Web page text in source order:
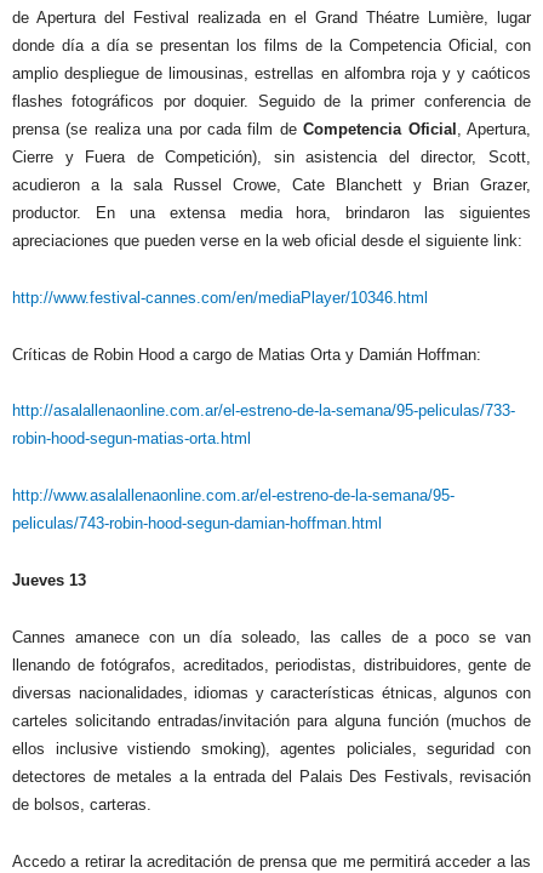
de Apertura del Festival realizada en el Grand Théatre Lumière, lugar
donde día a día se presentan los films de la Competencia Oficial, con
amplio despliegue de limousinas, estrellas en alfombra roja y y caóticos
flashes fotográficos por doquier. Seguido de la primer conferencia de
prensa (se realiza una por cada film deCompetencia Oficial , Apertura,
Cierre y Fuera de Competición), sin asistencia del director, Scott,
acudieron a la sala Russel Crowe, Cate Blanchett y Brian Grazer,
productor. En una extensa media hora, brindaron las siguientes
apreciaciones que pueden verse en la web oficial desde el siguiente link:
http://www.festival-cannes.com/en/mediaPlayer/10346.html
Críticas de Robin Hood a cargo de Matias Orta y Damián Hoffman:
http://asalallenaonline.com.ar/el-estreno-de-la-semana/95-peliculas/733-
robin-hood-segun-matias-orta.html
http://www.asalallenaonline.com.ar/el-estreno-de-la-semana/95-
peliculas/743-robin-hood-segun-damian-hoffman.html
Jueves 13
Cannes amanece con un día soleado, las calles de a poco se van
llenando de fotógrafos, acreditados, periodistas, distribuidores, gente de
diversas nacionalidades, idiomas y características étnicas, algunos con
carteles solicitando entradas/invitación para alguna función (muchos de
ellos inclusive vistiendo smoking), agentes policiales, seguridad con
detectores de metales a la entrada del Palais Des Festivals, revisación
de bolsos, carteras.
Accedo a retirar la acreditación de prensa que me permitirá acceder a las